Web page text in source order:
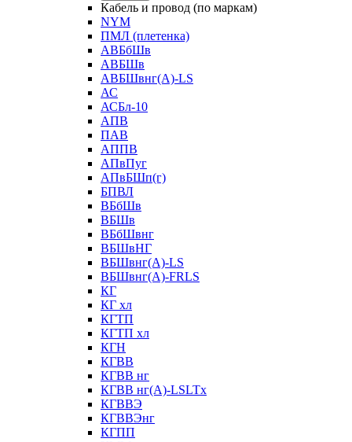
Кабель и провод (по маркам)
NYM
ПМЛ (плетенка)
АВБбШв
АВБШв
АВБШвнг(А)-LS
АС
АСБл-10
АПВ
ПАВ
АППВ
АПвПуг
АПвБШп(г)
БПВЛ
ВБбШв
ВБШв
ВБбШвнг
ВБШвНГ
ВБШвнг(А)-LS
ВБШвнг(А)-FRLS
КГ
КГ хл
КГТП
КГТП хл
КГН
КГВВ
КГВВ нг
КГВВ нг(А)-LSLTx
КГВВЭ
КГВВЭнг
КГПП